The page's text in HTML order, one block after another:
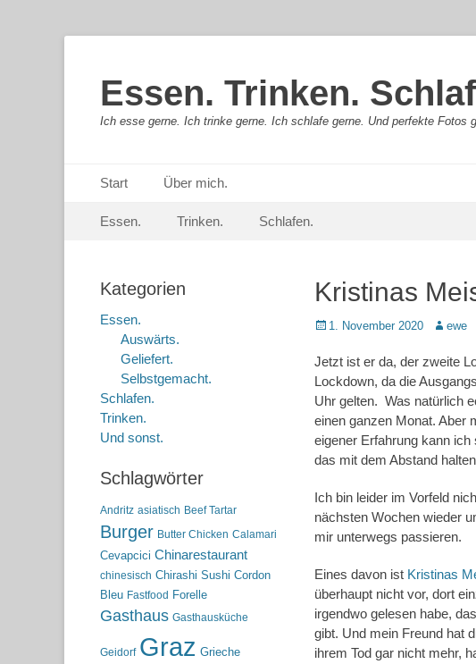
Essen. Trinken.
Ich esse gerne. Ich trinke gerne. Ich schlafe gerne. Und perfekte Fotos
Primäres Menü
zum
Start Über mich.
Sekundär-Menü
zum
Essen. Trinken. Schlafen.
Kristinas
Posted
1. November 2020 Autor
ewe
Jetzt ist er da, der zweite
Lockdown, da die
Uhr gelten. Was natürlich
einen ganzen Monat. Aber
eigener Erfahrung kann
das mit dem Abstand
Ich bin leider im Vorfeld
nächsten Wochen wieder
mir unterwegs passieren.
Eines davon ist Kristinas
überhaupt nicht vor, dort
irgendwo gelesen habe,
gibt. Und mein Freund hat
ihrem Tod gar nicht mehr,
Kategorien
Essen.
Auswärts.
Geliefert.
Selbstgemacht.
Schlafen.
Trinken.
Und sonst.
Schlagwörter
Andritz asiatisch Beef Tartar
Burger Butter Chicken Calamari
Cevapcici Chinarestaurant
chinesisch Chirashi Sushi Cordon
Bleu Fastfood Forelle
Gasthaus Gasthausküche
Geidorf Graz Grieche